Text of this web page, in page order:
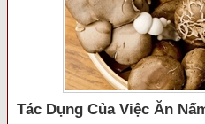
Tác Dụng Của Việc Ăn